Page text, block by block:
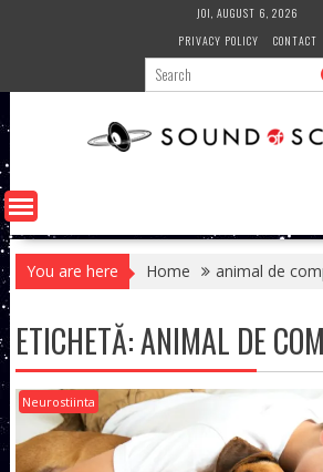
JOI, AUGUST 6, 2026
PRIVACY POLICY
CONTACT
You are here Home animal de
ETICHETĂ:ANIMAL DE
Neurostiinta